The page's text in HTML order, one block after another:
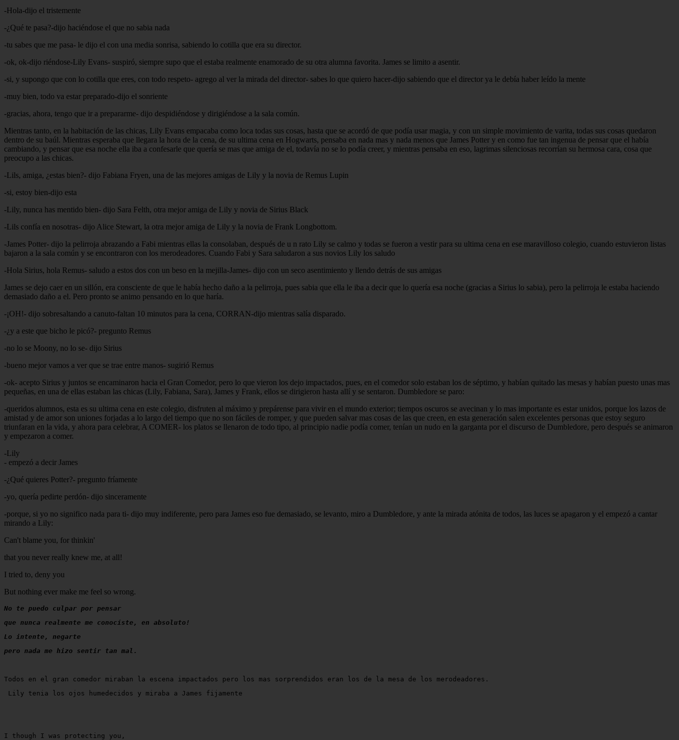
-Hola-dijo el tristemente
-¿Qué te pasa?-dijo haciéndose el que no sabia nada
-tu sabes que me pasa- le dijo el con una media sonrisa, sabiendo lo cotilla que era su director.
-ok, ok-dijo riéndose-Lily Evans- suspiró, siempre supo que el estaba realmente enamorado de su otra alumna favorita. James se limito a asentir.
-si, y supongo que con lo cotilla que eres, con todo respeto- agrego al ver la mirada del director- sabes lo que quiero hacer-dijo sabiendo que el director ya le debía haber leído la mente
-muy bien, todo va estar preparado-dijo el sonriente
-gracias, ahora, tengo que ir a prepararme- dijo despidiéndose y dirigiéndose a la sala común.
Mientras tanto, en la habitación de las chicas, Lily Evans empacaba como loca todas sus cosas, hasta que se acordó de que podía usar magia, y con un simple movimiento de varita, todas sus cosas quedaron
dentro de su baúl. Mientras esperaba que llegara la hora de la cena, de su ultima cena en Hogwarts, pensaba en nada mas y nada menos que James Potter y en como fue tan ingenua de pensar que el había
cambiando, y pensar que esa noche ella iba a confesarle que quería se mas que amiga de el, todavía no se lo podía creer, y mientras pensaba en eso, lagrimas silenciosas recorrían su hermosa cara, cosa que
preocupo a las chicas.
-Lils, amiga, ¿estas bien?- dijo Fabiana Fryen, una de las mejores amigas de Lily y la novia de Remus Lupin
-si, estoy bien-dijo esta
-Lily, nunca has mentido bien- dijo Sara Felth, otra mejor amiga de Lily y novia de Sirius Black
-Lils confía en nosotras- dijo Alice Stewart, la otra mejor amiga de Lily y la novia de Frank Longbottom.
-James Potter- dijo la pelirroja abrazando a Fabi mientras ellas la consolaban, después de u n rato Lily se calmo y todas se fueron a vestir para su ultima cena en ese maravilloso colegio, cuando estuvieron listas
bajaron a la sala común y se encontraron con los merodeadores. Cuando Fabi y Sara saludaron a sus novios Lily los saludo
-Hola Sirius, hola Remus- saludo a estos dos con un beso en la mejilla-James- dijo con un seco asentimiento y llendo detrás de sus amigas
James se dejo caer en un sillón, era consciente de que le había hecho daño a la pelirroja, pues sabia que ella le iba a decir que lo quería esa noche (gracias a Sirius lo sabia), pero la pelirroja le estaba haciendo
demasiado daño a el. Pero pronto se animo pensando en lo que haría.
-¡OH!- dijo sobresaltando a canuto-faltan 10 minutos para la cena, CORRAN-dijo mientras salía disparado.
-¿y a este que bicho le picó?- pregunto Remus
-no lo se Moony, no lo se- dijo Sirius
-bueno mejor vamos a ver que se trae entre manos- sugirió Remus
-ok- acepto Sirius y juntos se encaminaron hacia el Gran Comedor, pero lo que vieron los dejo impactados, pues, en el comedor solo estaban los de séptimo, y habían quitado las mesas y habían puesto unas mas
pequeñas, en una de ellas estaban las chicas (Lily, Fabiana, Sara), James y Frank, ellos se dirigieron hasta allí y se sentaron. Dumbledore se paro:
-queridos alumnos, esta es su ultima cena en este colegio, disfruten al máximo y prepárense para vivir en el mundo exterior; tiempos oscuros se avecinan y lo mas importante es estar unidos, porque los lazos de
amistad y de amor son uniones forjadas a lo largo del tiempo que no son fáciles de romper, y que pueden salvar mas cosas de las que creen, en esta generación salen excelentes personas que estoy seguro
triunfaran en la vida, y ahora para celebrar, A COMER- los platos se llenaron de todo tipo, al principio nadie podía comer, tenían un nudo en la garganta por el discurso de Dumbledore, pero después se animaron
y empezaron a comer.
-Lily
- empezó a decir James
-¿Qué quieres Potter?- pregunto fríamente
-yo, quería pedirte perdón- dijo sinceramente
-porque, si yo no significo nada para ti- dijo muy indiferente, pero para James eso fue demasiado, se levanto, miro a Dumbledore, y ante la mirada atónita de todos, las luces se apagaron y el empezó a cantar
mirando a Lily:
Can't blame you, for thinkin'
that you never really knew me, at all!
I tried to, deny you
But nothing ever make me feel so wrong.
No te puedo culpar por pensar
que nunca realmente me conocíste, en absoluto!
Lo intente, negarte
pero nada me hizo sentir tan mal.
Todos en el gran comedor miraban la escena impactados pero los mas sorprendidos eran los de la mesa de los merodeadores.
Lily tenia los ojos humedecidos y miraba a James fijamente
I though I was protecting you,